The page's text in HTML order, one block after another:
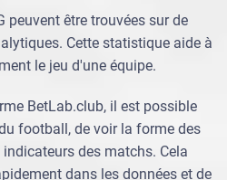
peuvent être trouvées sur de
Cette statistique aide à
le jeu d'une équipe.
BetLab.club, il est possible
football, de voir la forme des
indicateurs des matchs. Cela
dans les données et de